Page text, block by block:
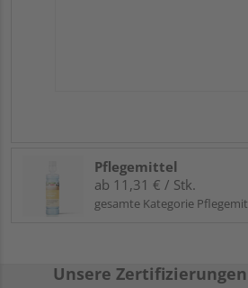
Pflegemittel
ab 11,31 € / Stk.
gesamte Kategorie
Unsere